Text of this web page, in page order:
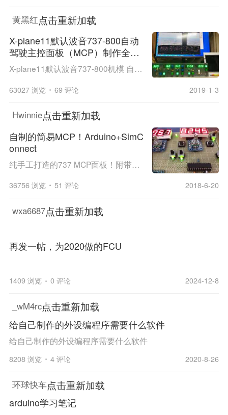
黄黑红点击重新加载
X-plane11默认波音737-800自动
驾驶主控面板（MCP）制作全记
录
X-plane11默认波音737-800机模 自动驾驶主控面板（MCP）制作记录 （由于发帖格式混乱，在21楼有WORD完整文档的下载，有问题敬请指正，WORD完整文档下载链接：http://bbs.chinaflier.com/forum.php?mod=redirect&goto=findpost&ptid=49416&pid=702852&fromui...
63027 浏览 69 评论 2019-1-3
Hwinnie点击重新加载
自制的简易MCP！Arduino+SimC
onnect
纯手工打造的737 MCP面板！附带一个无线电面板。确切地说只是电路板hhhh这可能是论坛里最简易的自制MCP了... 洞洞板手工焊接，没外壳2333 下位机Arduino Mega 2560主控，上位机C语言控制台SimConnnect连接P3D。 目前仅支持PMDG 737...演示视频： https://www....
36756 浏览 51 评论 2018-6-20
wxa6687点击重新加载
再发一帖，为2020做的FCU
1409 浏览 0 评论 2024-12-8
_wM4rc点击重新加载
给自己制作的外设编程序需要什么软件
给自己制作的外设编程序需要什么软件
8208 浏览 4 评论 2020-8-26
环球快车点击重新加载
arduino学习笔记